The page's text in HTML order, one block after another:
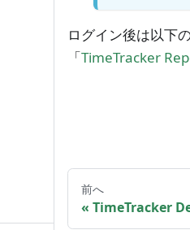
ログイン後は以下
「TimeTracker
前へ
TimeTracker